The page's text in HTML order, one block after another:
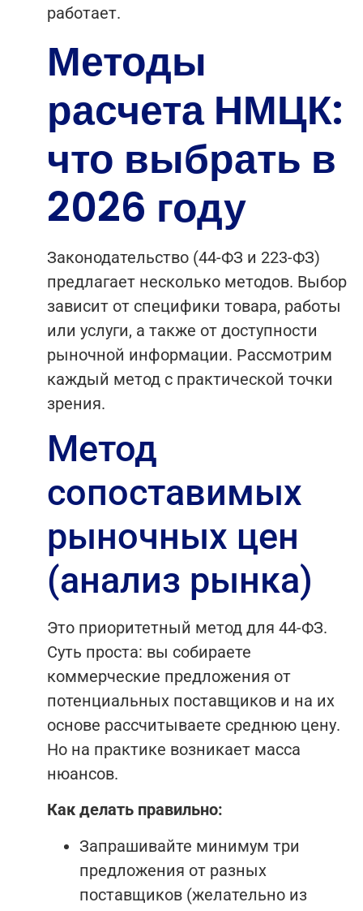
работает.
Методы
расчета НМЦК:
что выбрать в
2026 году
Законодательство (44-ФЗ и 223-ФЗ)
предлагает несколько методов. Выбор
зависит от специфики товара, работы
или услуги, а также от доступности
рыночной информации. Рассмотрим
каждый метод с практической точки
зрения.
Метод
сопоставимых
рыночных цен
(анализ рынка)
Это приоритетный метод для 44-ФЗ.
Суть проста: вы собираете
коммерческие предложения от
потенциальных поставщиков и на их
основе рассчитываете среднюю цену.
Но на практике возникает масса
нюансов.
Как делать правильно:
Запрашивайте минимум три
предложения от разных
поставщиков (желательно из